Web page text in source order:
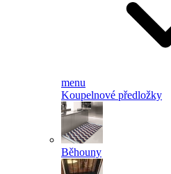
menu
Koupelnové předložky
Běhouny